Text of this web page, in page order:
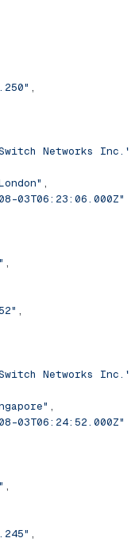
,
Networks Inc."
,
03T06:23:06.000Z"
,
,
Networks Inc."
,
03T06:24:52.000Z"
,
,